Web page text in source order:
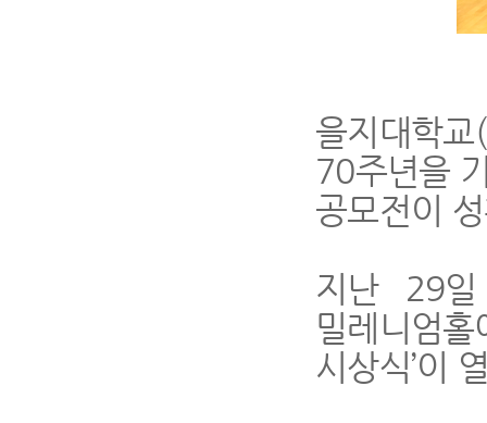
을지대학
70주년을
공모전이
지난 29
밀레니엄
시상식’이